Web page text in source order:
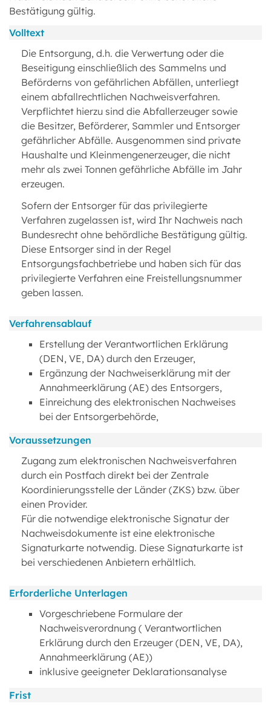
Bestätigung gültig.
Volltext
Die Entsorgung, d.h. die Verwertung oder die
Beseitigung einschließlich des Sammelns und
Beförderns von gefährlichen Abfällen, unterliegt
einem abfallrechtlichen Nachweisverfahren.
Verpflichtet hierzu sind die Abfallerzeuger sowie
die Besitzer, Beförderer, Sammler und Entsorger
gefährlicher Abfälle. Ausgenommen sind private
Haushalte und Kleinmengenerzeuger, die nicht
mehr als zwei Tonnen gefährliche Abfälle im Jahr
erzeugen.
Sofern der Entsorger für das privilegierte
Verfahren zugelassen ist, wird Ihr Nachweis nach
Bundesrecht ohne behördliche Bestätigung gültig.
Diese Entsorger sind in der Regel
Entsorgungsfachbetriebe und haben sich für das
privilegierte Verfahren eine Freistellungsnummer
geben lassen.
Verfahrensablauf
Erstellung der Verantwortlichen Erklärung
(DEN, VE, DA) durch den Erzeuger,
Ergänzung der Nachweiserklärung mit der
Annahmeerklärung (AE) des Entsorgers,
Einreichung des elektronischen Nachweises
bei der Entsorgerbehörde,
Voraussetzungen
Zugang zum elektronischen Nachweisverfahren
durch ein Postfach direkt bei der Zentrale
Koordinierungsstelle der Länder (ZKS) bzw. über
einen Provider.
Für die notwendige elektronische Signatur der
Nachweisdokumente ist eine elektronische
Signaturkarte notwendig. Diese Signaturkarte ist
bei verschiedenen Anbietern erhältlich.
Erforderliche Unterlagen
Vorgeschriebene Formulare der
Nachweisverordnung ( Verantwortlichen
Erklärung durch den Erzeuger (DEN, VE, DA),
Annahmeerklärung (AE))
inklusive geeigneter Deklarationsanalyse
Frist